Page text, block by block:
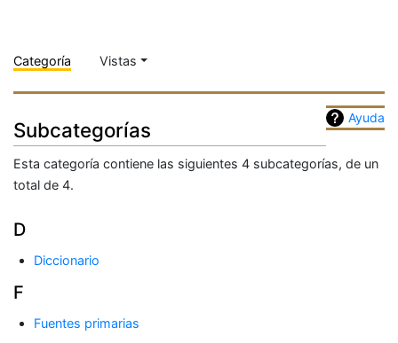
Categoría Vistas
Ayuda
Subcategorías
Esta categoría contiene las siguientes 4 subcategorías, de un
total de 4.
D
Diccionario
F
Fuentes primarias